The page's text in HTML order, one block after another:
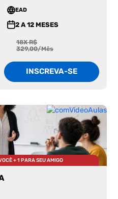
EAD
2 A 12 MESES
18X R$
329,00/Mês
INSCREVA-SE
+ 1 PARA SEU AMIGO